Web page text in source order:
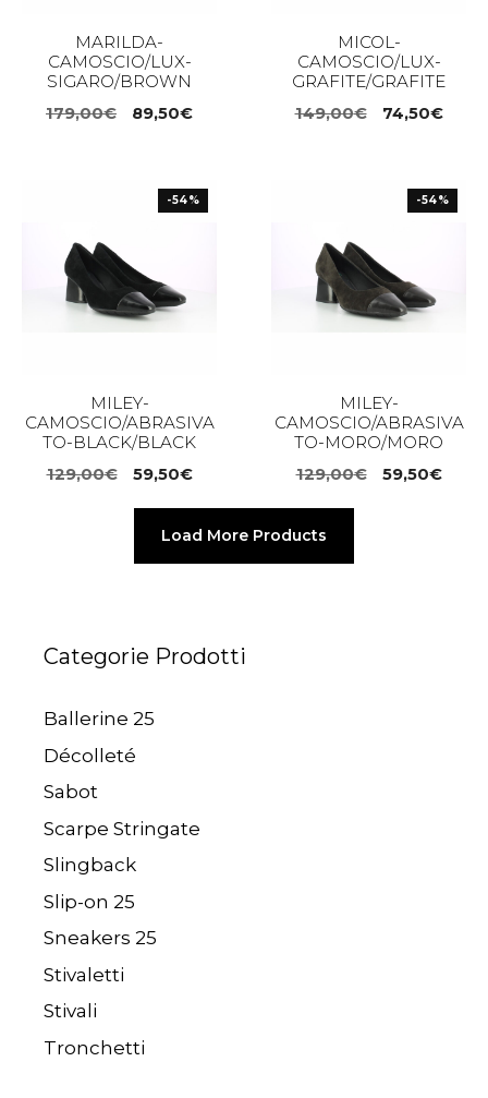
MARILDA-
CAMOSCIO/LUX-
SIGARO/BROWN
179,00€
Il
179,00€.
89,50€Il
89,50€.
MICOL-
CAMOSCIO/LUX-
GRAFITE/GRAFITE
149,00€
Il
149,00€.
74,50€Il
-54%
MILEY-
CAMOSCIO/ABRASIVA
TO-BLACK/BLACK
129,00€
Il
era:
129,00€.
59,50€Il
è:
59,50€.
-54%
MILEY-
CAMOSCIO/ABRASIVA
TO-MORO/MORO
129,00€
Il
59,50€Il
Load More Products
Categorie Prodotti
Ballerine 25
Décolleté
Sabot
Scarpe Stringate
Slingback
Slip-on 25
Sneakers 25
Stivaletti
Stivali
Tronchetti